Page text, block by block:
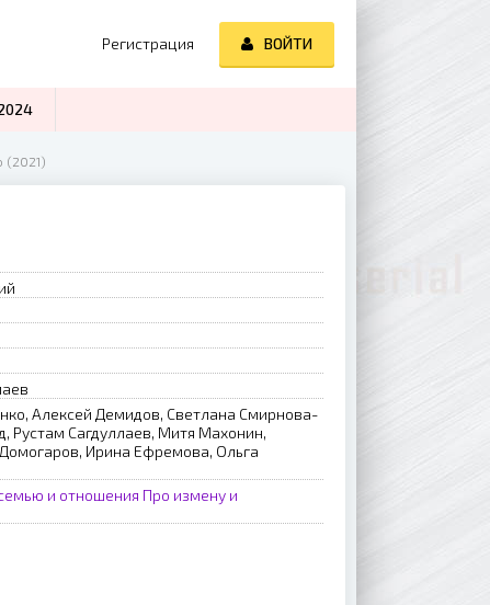
(2021)
Алексей Демидов, Светлана Смирнова-
Рустам Сагдуллаев, Митя Махонин,
Ирина Ефремова, Ольга
и отношения Про измену и
Регистрация ВОЙТИ